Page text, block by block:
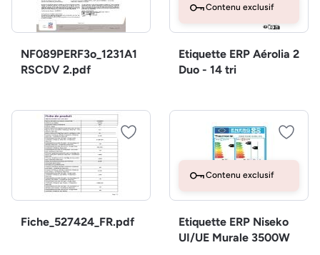
NF089PERF3o_1231A1
RSCDV 2.pdf
Contenu exclusif
Etiquette ERP Aérolia 2
Duo - 14 tri
Fiche_527424_FR.pdf
Contenu exclusif
Etiquette ERP Niseko
UI/UE Murale 3500W